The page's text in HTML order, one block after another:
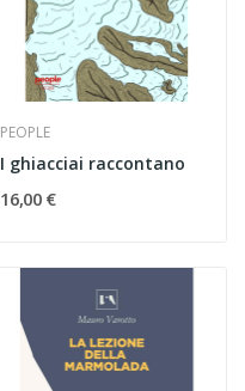
PEOPLE
I ghiacciai raccontano
16,00 €